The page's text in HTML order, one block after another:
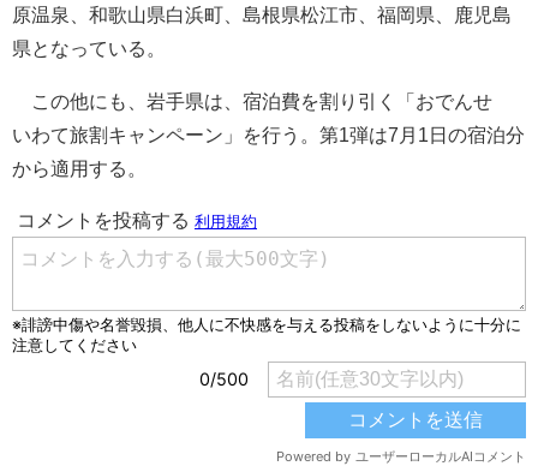
原温泉、和歌山県白浜町、島根県松江市、福岡県、鹿児島
県となっている。
この他にも、岩手県は、宿泊費を割り引く「おでんせ
いわて旅割キャンペーン」を行う。第1弾は7月1日の宿泊分
から適用する。